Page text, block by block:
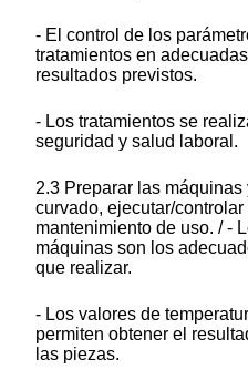
- El control de los
tratamientos en
resultados previstos.
- Los tratamientos se
seguridad y salud laboral.
2.3 Preparar las máquinas
curvado, ejecutar/
mantenimiento de uso. / -
máquinas son los
que realizar.
- Los valores de
permiten obtener el
las piezas.